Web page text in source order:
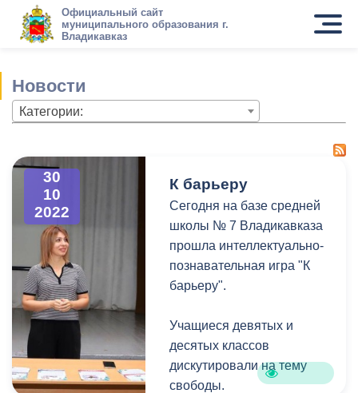
Официальный сайт
муниципального образования г.
Владикавказ
Новости
Категории:
30
10
2022
К барьеру
Сегодня на базе средней
школы № 7 Владикавказа
прошла интеллектуально-
познавательная игра "К
барьеру".
Учащиеся девятых и
десятых классов
дискутировали на тему
свободы.